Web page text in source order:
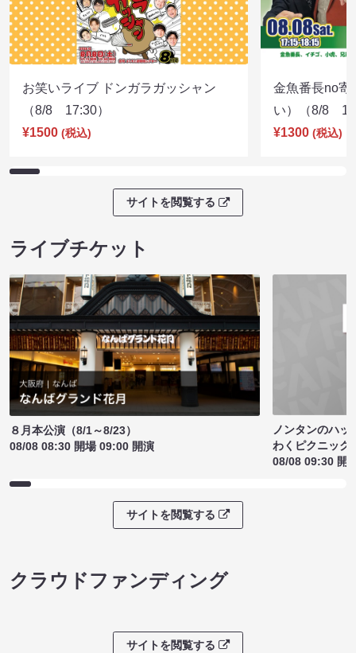
お笑いライブ ドンガラガッシャン
（8/8 17:30）
¥1500 (税込)
金魚番長no寄
い）（8/8
¥1300 (税込)
サイトを閲覧する
ライブチケット
８月本公演（8/1～8/23）
08/08 08:30 開場 09:00 開演
ノンタンのハッ
わくピクニック
08/08 09:30 開
サイトを閲覧する
クラウドファンディング
サイトを閲覧する